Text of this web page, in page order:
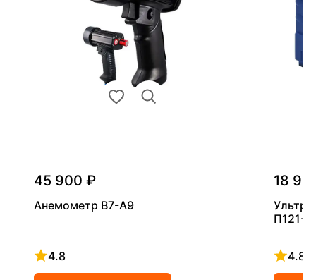
45 900 ₽
Анемометр В7-А9
4.8
Рейтинг 4.8 из 5
18
П121-
4.8